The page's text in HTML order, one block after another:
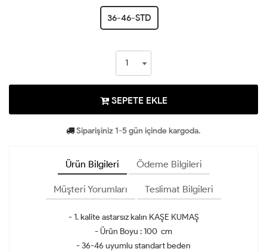
36-46-STD
SEPETE EKLE
Siparişiniz 1-5 gün içinde kargoda.
Ürün Bilgileri Ödeme Bilgileri
Müşteri Yorumları Teslimat Bilgileri
- 1. kalite astarsız kalın KAŞE KUMAŞ
- Ürün Boyu : 100 cm
- 36-46 uyumlu standart beden